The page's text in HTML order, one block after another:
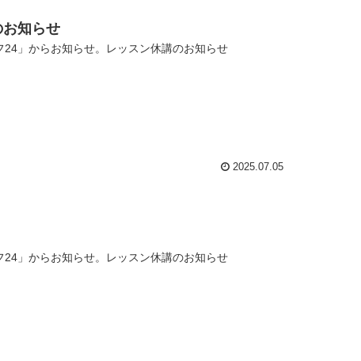
知らせ
」からお知らせ。レッスン休講のお知らせ
2025.07.05
」からお知らせ。レッスン休講のお知らせ